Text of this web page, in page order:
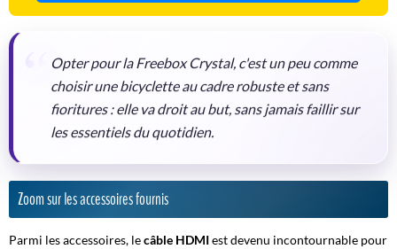
Opter pour la Freebox Crystal, c'est un peu comme
choisir une bicyclette au cadre robuste et sans
fioritures : elle va droit au but, sans jamais faillir sur
les essentiels du quotidien.
Zoom sur les accessoires fournis
Parmi les accessoires, lecâble HDMIest devenu incontournable pour